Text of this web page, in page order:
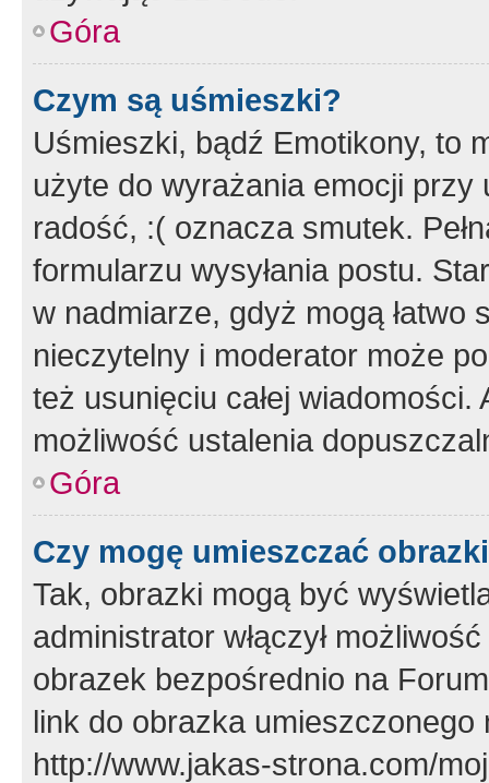
Góra
Czym są uśmieszki?
Uśmieszki, bądź Emotikony, to
użyte do wyrażania emocji
radość, :( oznacza smutek.
formularzu wysyłania postu.
w nadmiarze, gdyż mogą
nieczytelny i moderator może
też usunięciu całej
możliwość ustalenia
Góra
Czy mogę umieszczać
Tak, obrazki mogą być
administrator włączył
obrazek bezpośrednio na
link do obrazka
http://www.jakas-strona.com/